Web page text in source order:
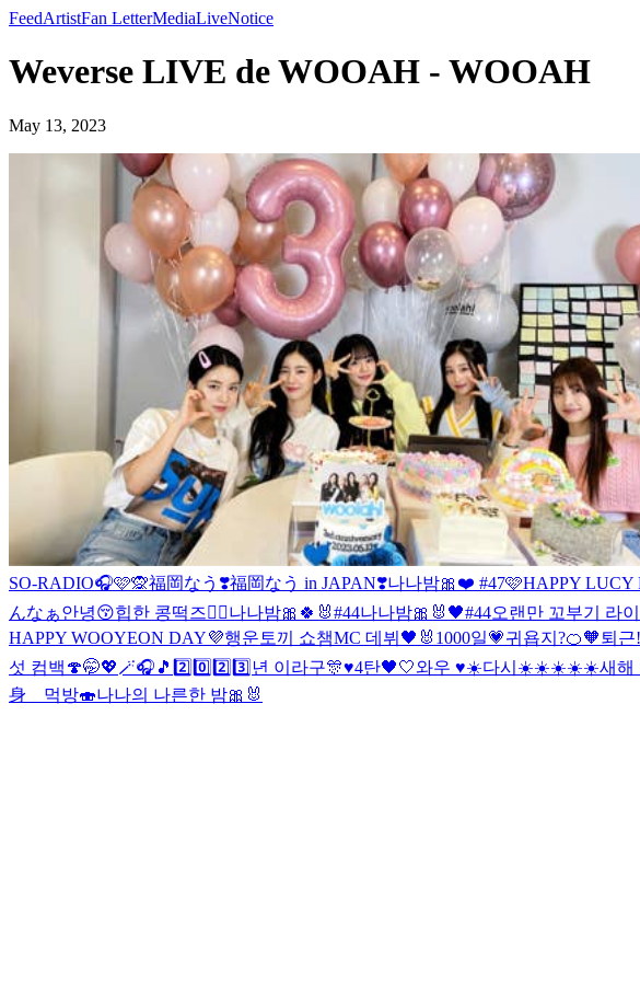
FeedArtistFan LetterMediaLiveNotice
Weverse LIVE de WOOAH - WOOAH
May 13, 2023
SO-RADIO🎧🩷🙊福岡なう❣️福岡なう in JAPAN❣️나나밤🎀❤️ #47🩷HAPPY LUCY
んなぁ안녕😚힙한 콩떡즈✌🏻나나밤🎀🍀🐰#44나나밤🎀🐰🖤#44오랜만 꼬부기 라
HAPPY WOOYEON DAY💜행운토끼 쇼챔MC 데뷔🖤🐰 1000일💗귀욥지?🍊🧡퇴근
섯 컴백🍄🤭💖🪄🎧🎵 2️⃣0️⃣2️⃣3️⃣년 이라구🎊♥️4탄🖤🤍와우 ♥️☀️다시☀️☀️☀️☀️☀️새해
身 먹방🍣나나의 나른한 밤🎀🐰